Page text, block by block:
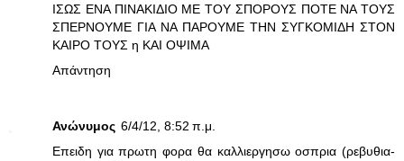
ΙΣΩΣ ΕΝΑ ΠΙΝΑΚΙΔΙΟ ΜΕ ΤΟΥ ΣΠΟΡΟΥΣ ΠΟΤΕ ΝΑ ΤΟΥΣ
ΣΠΕΡΝΟΥΜΕ ΓΙΑ ΝΑ ΠΑΡΟΥΜΕ ΤΗΝ ΣΥΓΚΟΜΙΔΗ ΣΤΟΝ
ΚΑΙΡΟ ΤΟΥΣ η ΚΑΙ ΟΨΙΜΑ
Απάντηση
Ανώνυμος 6/4/12, 8:52 π.μ.
Επειδη για πρωτη φορα θα καλλιεργησω οσπρια (ρεβυθια-